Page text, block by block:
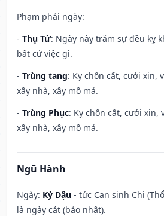
Phạm phải ngày:
- Thụ Tử: Ngày này trăm sự đều kỵ
bất cứ việc gì.
- Trùng tang: Kỵ chôn cất, cưới xin,
xây nhà, xây mồ mả.
- Trùng Phục: Kỵ chôn cất, cưới xin,
xây nhà, xây mồ mả.
Ngũ Hành
Ngày: Kỷ Dậu - tức Can sinh Chi
là ngày cát (bảo nhật).